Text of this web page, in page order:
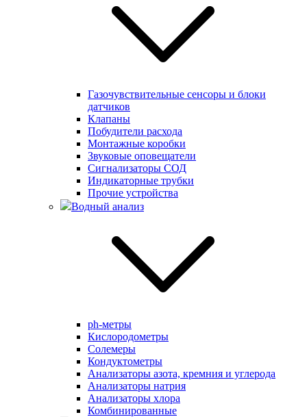
Газочувствительные сенсоры и блоки
датчиков
Клапаны
Побудители расхода
Монтажные коробки
Звуковые оповещатели
Сигнализаторы СОД
Индикаторные трубки
Прочие устройства
Водный анализ
ph-метры
Кислородометры
Солемеры
Кондуктометры
Анализаторы азота, кремния и углерода
Анализаторы натрия
Анализаторы хлора
Комбинированные